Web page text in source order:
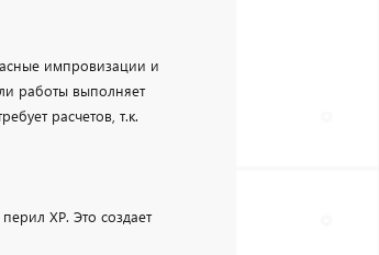
импровизации и
работы выполняет
расчетов, т.к.
XP. Это создает